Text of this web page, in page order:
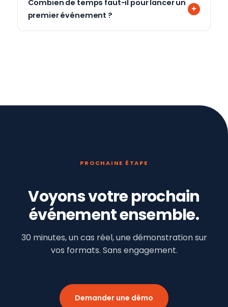
Combien de temps faut-il pour lancer un
premier événement ?
PROCHAINE ÉTAPE
Voyons votre prochain
événement ensemble.
30 minutes, un cas réel, une démonstration sur
vos formats. Sans engagement.
Demander une démo